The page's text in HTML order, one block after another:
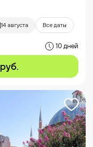
14 августа Все даты
10 дней